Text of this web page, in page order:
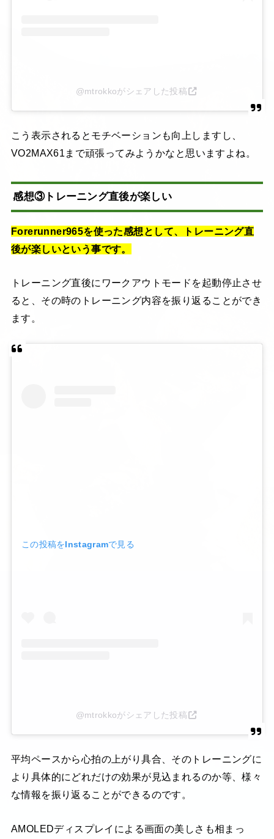
@mtrokkoがシェアした投稿
こう表示されるとモチベーションも向上しますし、
VO2MAX61まで頑張ってみようかなと思いますよね。
感想③トレーニング直後が楽しい
Forerunner965を使った感想として、トレーニング直
後が楽しいという事です。
トレーニング直後にワークアウトモードを起動停止させ
ると、その時のトレーニング内容を振り返ることができ
ます。
この投稿をInstagramで見る
@mtrokkoがシェアした投稿
平均ペースから心拍の上がり具合、そのトレーニングに
より具体的にどれだけの効果が見込まれるのか等、様々
な情報を振り返ることができるのです。
AMOLEDディスプレイによる画面の美しさも相まっ